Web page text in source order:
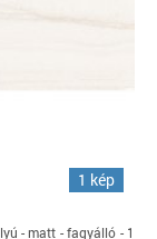
1 kép
- matt - fagyálló - 1